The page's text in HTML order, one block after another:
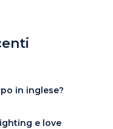
in inglese?
e love